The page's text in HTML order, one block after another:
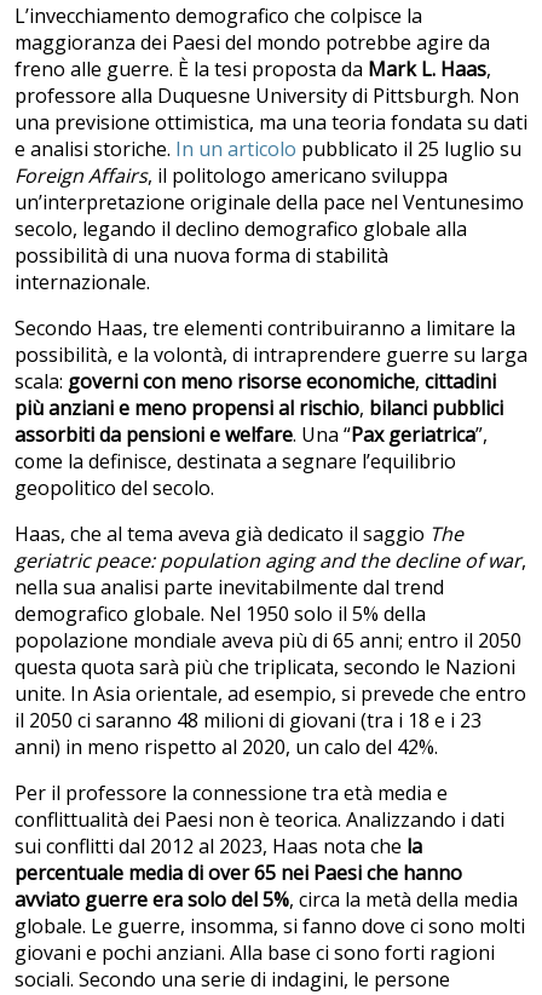
L’invecchiamento demografico che colpisce la
maggioranza dei Paesi del mondo potrebbe agire da
freno alle guerre. È la tesi proposta da Mark L. Haas,
professore alla Duquesne University di Pittsburgh. Non
una previsione ottimistica, ma una teoria fondata su dati
e analisi storiche. In un articolo pubblicato il 25 luglio su
Foreign Affairs, il politologo americano sviluppa
un’interpretazione originale della pace nel Ventunesimo
secolo, legando il declino demografico globale alla
possibilità di una nuova forma di stabilità
internazionale.
Secondo Haas, tre elementi contribuiranno a limitare la
possibilità, e la volontà, di intraprendere guerre su larga
scala: governi con meno risorse economiche, cittadini
più anziani e meno propensi al rischio, bilanci pubblici
assorbiti da pensioni e welfare. Una “Pax geriatrica”,
come la definisce, destinata a segnare l’equilibrio
geopolitico del secolo.
Haas, che al tema aveva già dedicato il saggio The
geriatric peace: population aging and the decline of war,
nella sua analisi parte inevitabilmente dal trend
demografico globale. Nel 1950 solo il 5% della
popolazione mondiale aveva più di 65 anni; entro il 2050
questa quota sarà più che triplicata, secondo le Nazioni
unite. In Asia orientale, ad esempio, si prevede che entro
il 2050 ci saranno 48 milioni di giovani (tra i 18 e i 23
anni) in meno rispetto al 2020, un calo del 42%.
Per il professore la connessione tra età media e
conflittualità dei Paesi non è teorica. Analizzando i dati
sui conflitti dal 2012 al 2023, Haas nota che la
percentuale media di over 65 nei Paesi che hanno
avviato guerre era solo del 5%, circa la metà della media
globale. Le guerre, insomma, si fanno dove ci sono molti
giovani e pochi anziani. Alla base ci sono forti ragioni
sociali. Secondo una serie di indagini, le persone